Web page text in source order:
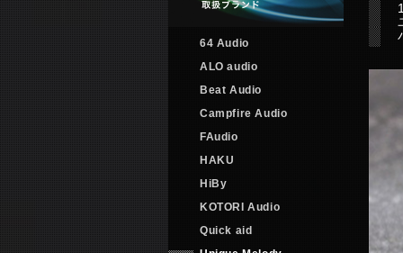
64 Audio
ALO audio
Beat Audio
Campfire Audio
FAudio
HAKU
HiBy
KOTORI Audio
Quick aid